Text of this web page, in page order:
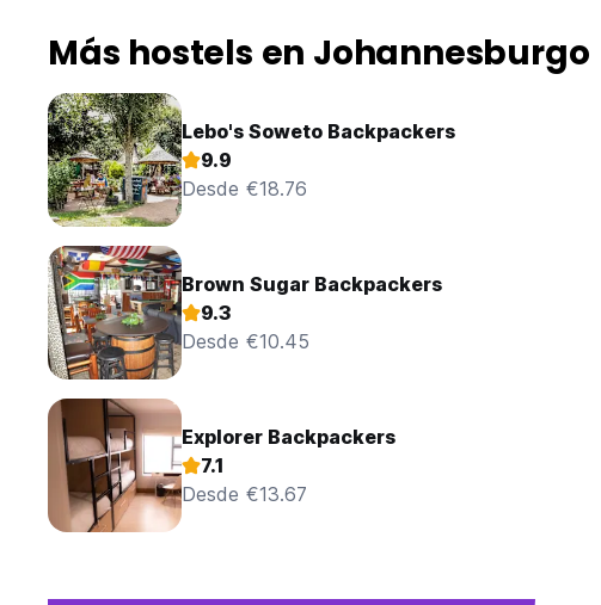
Más hostels en Johannesburgo
Lebo's Soweto Backpackers
9.9
Desde €18.76
Brown Sugar Backpackers
9.3
Desde €10.45
Explorer Backpackers
7.1
Desde €13.67